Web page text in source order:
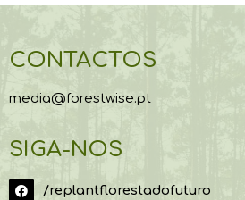
CONTACTOS
media@forestwise.pt
SIGA-NOS
/replantflorestadofuturo